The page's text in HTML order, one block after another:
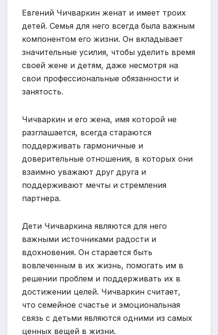
Евгений Чичваркин женат и имеет троих
детей. Семья для него всегда была важным
компонентом его жизни. Он вкладывает
значительные усилия, чтобы уделить время
своей жене и детям, даже несмотря на
свои профессиональные обязанности и
занятость.
Чичваркин и его жена, имя которой не
разглашается, всегда стараются
поддерживать гармоничные и
доверительные отношения, в которых они
взаимно уважают друг друга и
поддерживают мечты и стремления
партнера.
Дети Чичваркина являются для него
важными источниками радости и
вдохновения. Он старается быть
вовлеченным в их жизнь, помогать им в
решении проблем и поддерживать их в
достижении целей. Чичваркин считает,
что семейное счастье и эмоциональная
связь с детьми являются одними из самых
ценных вещей в жизни.